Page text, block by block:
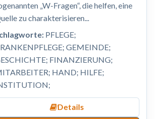
„W-Fragen“, die helfen, eine
zu charakterisieren...
PFLEGE;
GEMEINDE;
FINANZIERUNG;
HAND; HILFE;
Details